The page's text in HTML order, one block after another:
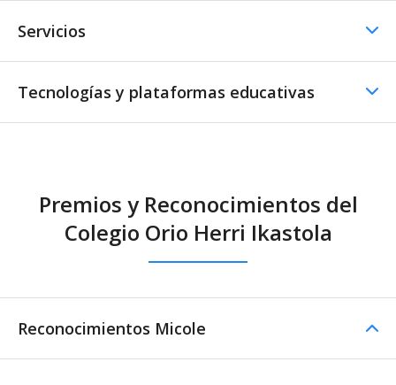
Servicios
Tecnologías y plataformas educativas
Premios y Reconocimientos del
Colegio Orio Herri Ikastola
Reconocimientos Micole